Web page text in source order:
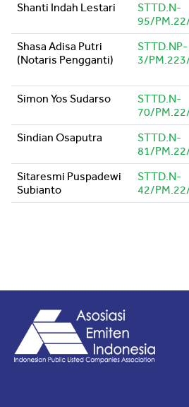
Shanti Indah Lestari
STTD.N-
95/
Shasa Adisa Putri
(Notaris Pengganti)
STTD.NP-
3/
Simon Yos Sudarso
STTD.N-
70/
Sindian Osaputra
STTD.N-
81/
Sitaresmi Puspadewi
Subianto
STTD.N-
42/